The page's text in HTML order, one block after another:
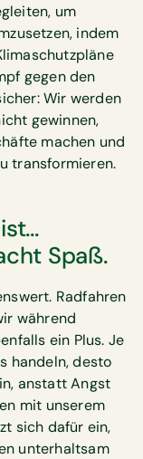
um
indem
gegen den
Wir werden
gewinnen,
machen und
transformieren.
Spaß.
Radfahren
während
ein Plus. Je
handeln, desto
anstatt Angst
mit unserem
sich dafür ein,
unterhaltsam